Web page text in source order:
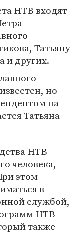
НТВ входят
Татьяну
и других.
но
на
Татьяна
НТВ
человека,
этом
в
службой,
НТВ
также